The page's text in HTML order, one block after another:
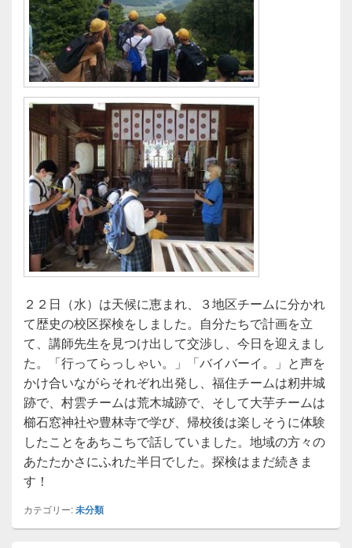
２２日（水）は天候に恵まれ、３地区チームに分かれ
て歴史の校区探検をしました。自分たちで計画を立
て、講師先生を見つけ出して交渉し、今日を迎えまし
た。「行ってらっしゃい。」「バイバーイ。」と声を
かけ合いながらそれぞれ出発し、福住チームは籾井城
跡で、村雲チームは荒木城跡で、そして大芋チームは
櫛石窓神社や豊林寺で学び、帰校後は楽しそうに体験
したことをあちこちで話していました。地域の方々の
あたたかさにふれた半日でした。探検はまだ続きま
す！
カテゴリー:未分類